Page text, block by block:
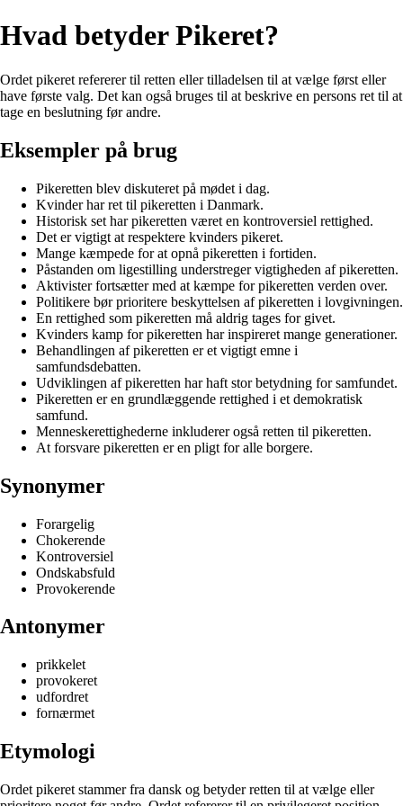
Hvad betyder Pikeret?
Ordet pikeret refererer til retten eller tilladelsen til at vælge først eller
have første valg. Det kan også bruges til at beskrive en persons ret til at
tage en beslutning før andre.
Eksempler på brug
Pikeretten blev diskuteret på mødet i dag.
Kvinder har ret til pikeretten i Danmark.
Historisk set har pikeretten været en kontroversiel rettighed.
Det er vigtigt at respektere kvinders pikeret.
Mange kæmpede for at opnå pikeretten i fortiden.
Påstanden om ligestilling understreger vigtigheden af pikeretten.
Aktivister fortsætter med at kæmpe for pikeretten verden over.
Politikere bør prioritere beskyttelsen af pikeretten i lovgivningen.
En rettighed som pikeretten må aldrig tages for givet.
Kvinders kamp for pikeretten har inspireret mange generationer.
Behandlingen af pikeretten er et vigtigt emne i
samfundsdebatten.
Udviklingen af pikeretten har haft stor betydning for samfundet.
Pikeretten er en grundlæggende rettighed i et demokratisk
samfund.
Menneskerettighederne inkluderer også retten til pikeretten.
At forsvare pikeretten er en pligt for alle borgere.
Synonymer
Forargelig
Chokerende
Kontroversiel
Ondskabsfuld
Provokerende
Antonymer
prikkelet
provokeret
udfordret
fornærmet
Etymologi
Ordet pikeret stammer fra dansk og betyder retten til at vælge eller